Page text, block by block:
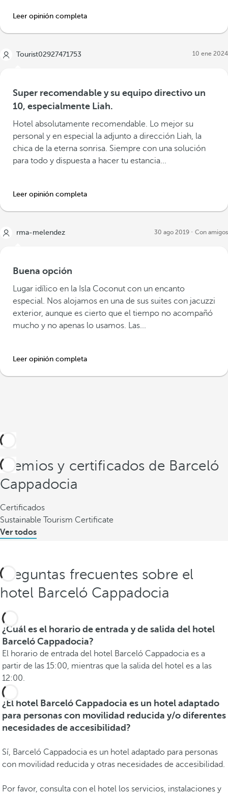
Leer opinión completa
Tourist02927471753 10 ene 2024
Super recomendable y su equipo directivo un
10, especialmente Liah.
Hotel absolutamente recomendable. Lo mejor su
personal y en especial la adjunto a dirección Liah, la
chica de la eterna sonrisa. Siempre con una solución
para todo y dispuesta a hacer tu estancia...
Leer opinión completa
rma-melendez 30 ago 2019 Con amigos
Buena opción
Lugar idílico en la Isla Coconut con un encanto
especial. Nos alojamos en una de sus suites con jacuzzi
exterior, aunque es cierto que el tiempo no acompañó
mucho y no apenas lo usamos. Las...
Leer opinión completa
Premios y certificados de Barceló
Cappadocia
Certificados
Sustainable Tourism Certificate
Ver todos
Preguntas frecuentes sobre el
hotel Barceló Cappadocia
¿Cuál es el horario de entrada y de salida del hotel
Barceló Cappadocia?
El horario de entrada del hotel Barceló Cappadocia es a
partir de las 15:00, mientras que la salida del hotel es a las
12:00.
¿El hotel Barceló Cappadocia es un hotel adaptado
para personas con movilidad reducida y/o diferentes
necesidades de accesibilidad?
Sí, Barceló Cappadocia es un hotel adaptado para personas
con movilidad reducida y otras necesidades de accesibilidad.
Por favor, consulta con el hotel los servicios, instalaciones y